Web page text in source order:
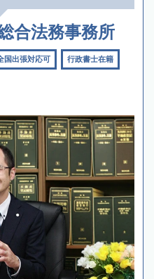
合法務事務所
国出張対応可 行政書士在籍